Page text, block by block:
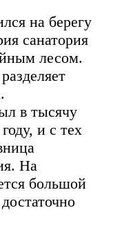
на берегу
санатория
лесом.
в тысячу
и с тех
На
большой